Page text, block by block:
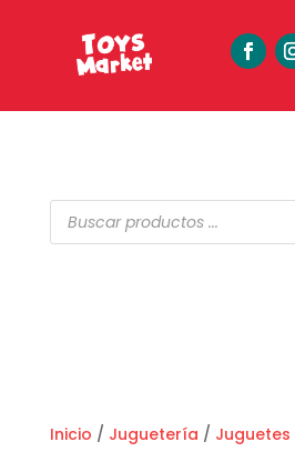
Búsqueda
de
productos
Inicio / Juguetería / Juguetes